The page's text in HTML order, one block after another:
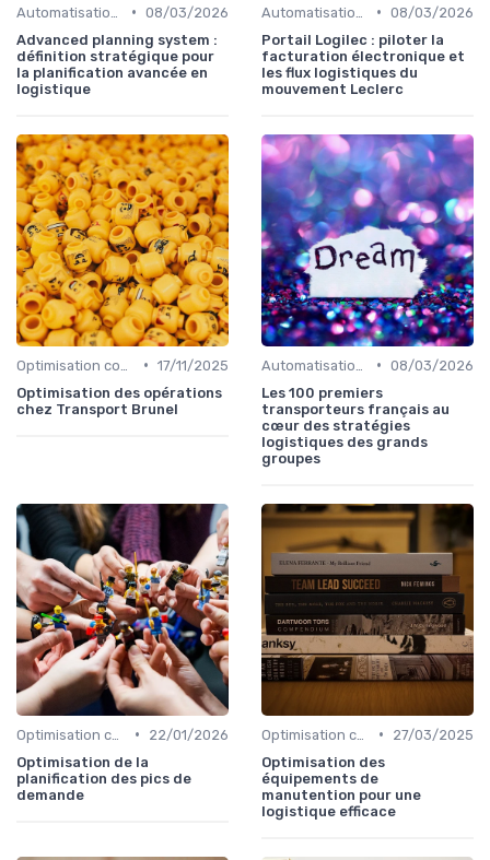
• 08/03/2026
Advanced planning system :
définition stratégique pour
la planification avancée en
logistique
• 08/03/2026
Portail Logilec : piloter la
facturation électronique et
les flux logistiques du
mouvement Leclerc
• 17/11/2025
Optimisation des opérations
chez Transport Brunel
• 08/03/2026
Les 100 premiers
transporteurs français au
cœur des stratégies
logistiques des grands
groupes
•
22/01/2026
Optimisation de la
planification des pics de
demande
•
27/03/2025
Optimisation des
équipements de
manutention pour une
logistique efficace